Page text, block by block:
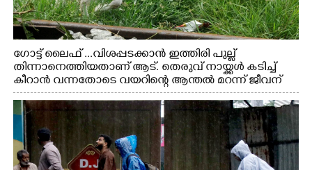
ഗോട്ട് ലൈഫ് ...വിശപ്പടക്കാൻ ഇത്തിരി പുല്ല്
തിന്നാനെത്തിയതാണ് ആട്. തെരുവ് നായ്ക്കൾ കടിച്ച്
കീറാൻ വന്നതോടെ വയറിന്റെ ആന്തൽ മറന്ന് ജീവന്
വേണ്ടിയായി ഓട്ടം. എറണാകുളം വാത്തുരുത്തിയിൽ
നിന്നുള്ള കാഴ്ച